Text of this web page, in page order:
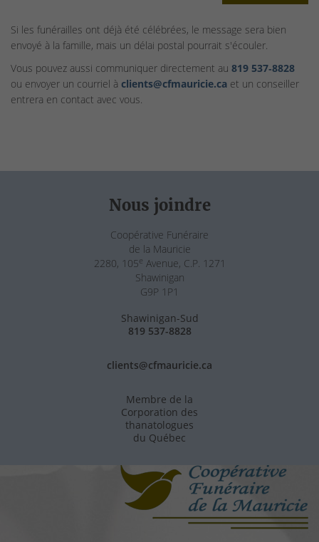
Si les funérailles ont déjà été célébrées, le message sera bien
envoyé à la famille, mais un délai postal pourrait s'écouler.
Vous pouvez aussi communiquer directement au 819 537‑8828
ou envoyer un courriel à clients@cfmauricie.ca et un conseiller
entrera en contact avec vous.
Nous joindre
Coopérative Funéraire
de la Mauricie
2280, 105e Avenue, C.P. 1271
Shawinigan
G9P 1P1
Shawinigan-Sud
819 537-8828
clients@cfmauricie.ca
Membre de la
Corporation des
thanatologues
du Québec